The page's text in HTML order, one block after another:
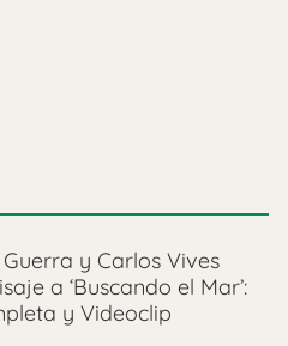
y Carlos Vives
a ‘Buscando el Mar’:
y Videoclip